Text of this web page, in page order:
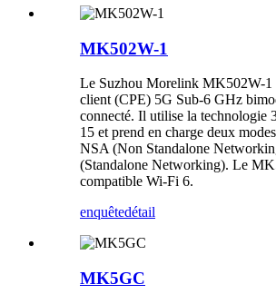
MK502W-1
Le Suzhou Morelink MK502W-1
client (CPE) 5G Sub-6 GHz
connecté. Il utilise la technologie
15 et prend en charge deux
NSA (Non Standalone
(Standalone Networking). Le
compatible Wi-Fi 6.
enquêtedétail
MK5GC